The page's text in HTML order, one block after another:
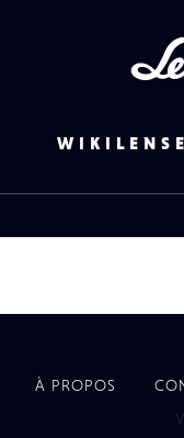
WIKILENSE
À PROPOS